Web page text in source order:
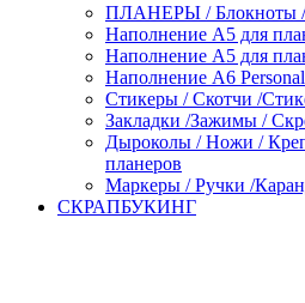
ПЛАНЕРЫ / Блокноты /
Наполнение А5 для
Наполнение А5 для
Наполнение А6
Стикеры / Скотчи /
Закладки /Зажимы /
Дыроколы / Ножи /
планеров
Маркеры / Ручки /
СКРАПБУКИНГ